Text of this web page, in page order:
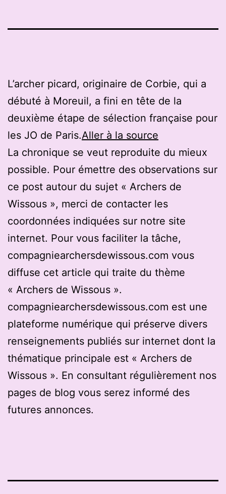
L’archer picard, originaire de Corbie, qui a
débuté à Moreuil, a fini en tête de la
deuxième étape de sélection française pour
les JO de Paris.Aller à la source
La chronique se veut reproduite du mieux
possible. Pour émettre des observations sur
ce post autour du sujet « Archers de
Wissous », merci de contacter les
coordonnées indiquées sur notre site
internet. Pour vous faciliter la tâche,
compagniearchersdewissous.com vous
diffuse cet article qui traite du thème
« Archers de Wissous ».
compagniearchersdewissous.com est une
plateforme numérique qui préserve divers
renseignements publiés sur internet dont la
thématique principale est « Archers de
Wissous ». En consultant régulièrement nos
pages de blog vous serez informé des
futures annonces.